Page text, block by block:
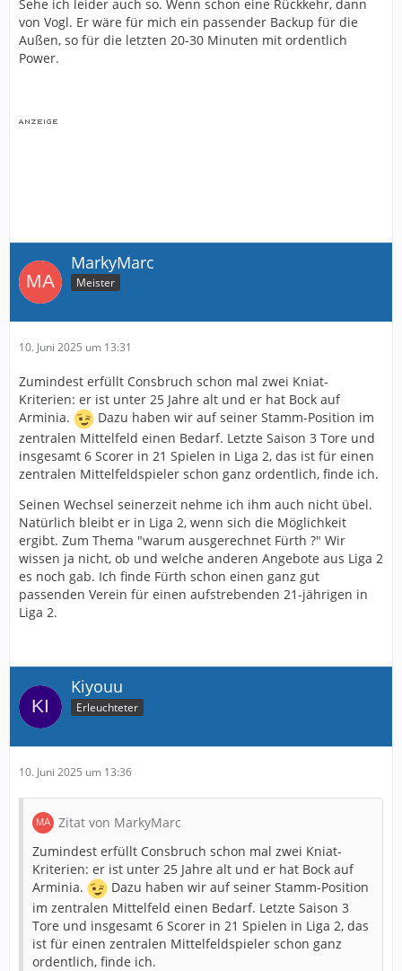
Sehe ich leider auch so. Wenn schon eine Rückkehr, dann
von Vogl. Er wäre für mich ein passender Backup für die
Außen, so für die letzten 20-30 Minuten mit ordentlich
Power.
MarkyMarc
Meister
10. Juni 2025 um 13:31
Zumindest erfüllt Consbruch schon mal zwei Kniat-
Kriterien: er ist unter 25 Jahre alt und er hat Bock auf
Arminia.
Dazu haben wir auf seiner Stamm-Position im
zentralen Mittelfeld einen Bedarf. Letzte Saison 3 Tore und
insgesamt 6 Scorer in 21 Spielen in Liga 2, das ist für einen
zentralen Mittelfeldspieler schon ganz ordentlich, finde ich.
Seinen Wechsel seinerzeit nehme ich ihm auch nicht übel.
Natürlich bleibt er in Liga 2, wenn sich die Möglichkeit
ergibt. Zum Thema "warum ausgerechnet Fürth ?" Wir
wissen ja nicht, ob und welche anderen Angebote aus Liga 2
es noch gab. Ich finde Fürth schon einen ganz gut
passenden Verein für einen aufstrebenden 21-jährigen in
Liga 2.
Kiyouu
Erleuchteter
10. Juni 2025 um 13:36
Zitat von MarkyMarc
Zumindest erfüllt Consbruch schon mal zwei Kniat-
Kriterien: er ist unter 25 Jahre alt und er hat Bock auf
Arminia.
Dazu haben wir auf seiner Stamm-Position
im zentralen Mittelfeld einen Bedarf. Letzte Saison 3
Tore und insgesamt 6 Scorer in 21 Spielen in Liga 2, das
ist für einen zentralen Mittelfeldspieler schon ganz
ordentlich, finde ich.